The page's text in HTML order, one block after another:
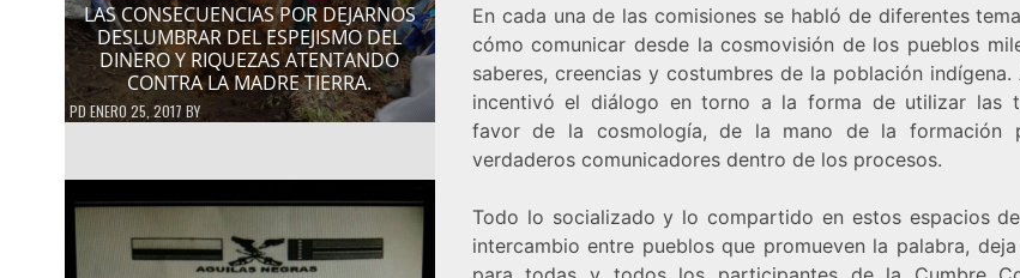
LAS CONSECUENCIAS POR DEJARNOS
DESLUMBRAR DEL ESPEJISMO DEL
DINERO Y RIQUEZAS ATENTANDO
CONTRA LA MADRE TIERRA.
PDENERO 25, 2017 BY
En cada una de las comisiones se habló de diferentes
cómo comunicar desde la cosmovisión de los pueblos
saberes, creencias y costumbres de la población indígena.
incentivó el diálogo en torno a la forma de utilizar las
favor de la cosmología, de la mano de la formación
verdaderos comunicadores dentro de los procesos.
Todo lo socializado y lo compartido en estos espacios
intercambio entre pueblos que promueven la palabra,